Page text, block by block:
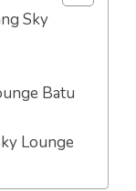
Sky
Batu
Lounge